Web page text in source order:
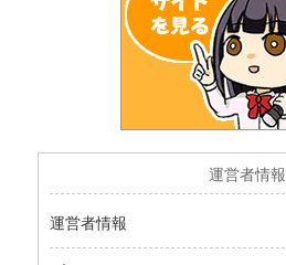
運営者情報
運営者情報